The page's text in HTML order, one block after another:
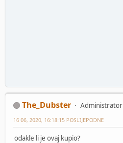
The_Dubster
Administrator
16 06, 2020, 16:18:15 POSLIJEPODNE
odakle li je ovaj kupio?